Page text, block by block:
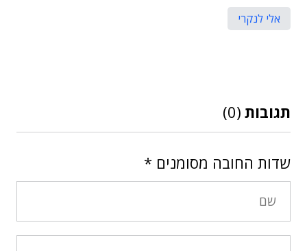
אלי לנקרי
תגובות (0)
שדות החובה מסומנים *